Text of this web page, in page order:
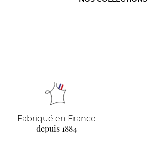
Fabriqué en France
depuis 1884